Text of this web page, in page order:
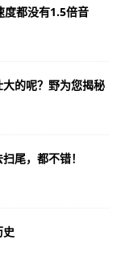
度都没有1.5倍音
的呢？野为您揭秘
尾，都不错！